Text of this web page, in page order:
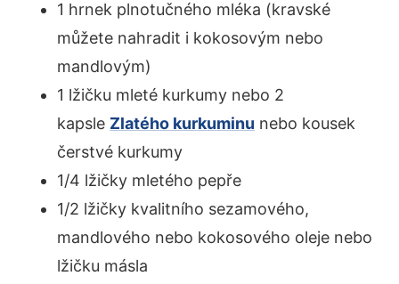
1 hrnek plnotučného mléka (kravské
můžete nahradit i kokosovým nebo
mandlovým)
1 lžičku mleté kurkumy nebo 2
kapsle Zlatého kurkuminu nebo kousek
čerstvé kurkumy
1/4 lžičky mletého pepře
1/2 lžičky kvalitního sezamového,
mandlového nebo kokosového oleje nebo
lžičku másla